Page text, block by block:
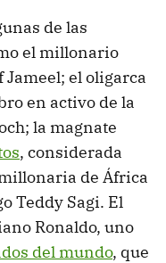
de las
el millonario
el oligarca
en activo de la
la magnate
, considerada
de África
Teddy Sagi. El
Ronaldo, uno
del mundo, que